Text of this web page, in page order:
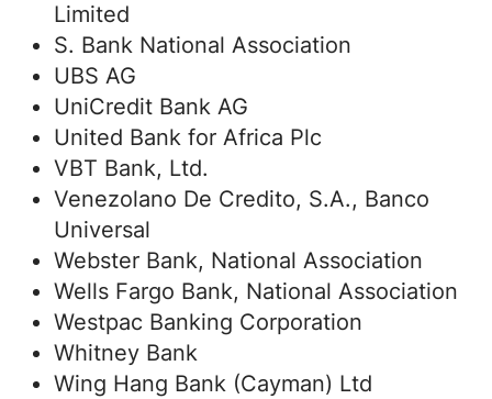
Limited
S. Bank National Association
UBS AG
UniCredit Bank AG
United Bank for Africa Plc
VBT Bank, Ltd.
Venezolano De Credito, S.A., Banco
Universal
Webster Bank, National Association
Wells Fargo Bank, National Association
Westpac Banking Corporation
Whitney Bank
Wing Hang Bank (Cayman) Ltd